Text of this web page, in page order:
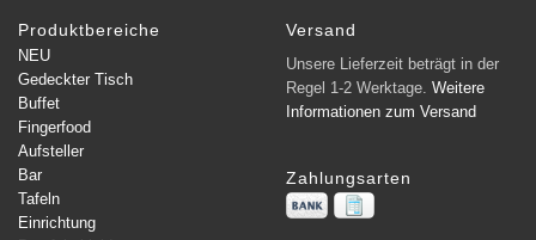
Produktbereiche
NEU
Gedeckter Tisch
Buffet
Fingerfood
Aufsteller
Bar
Tafeln
Einrichtung
Versand
Unsere Lieferzeit beträgt in der
Regel 1-2 Werktage. Weitere
Informationen zum Versand
Zahlungsarten